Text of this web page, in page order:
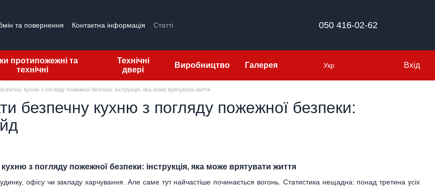
та повернення Контактна інформація
Статті
050 416-02-62
протипожежні та
технічні
Технічні
двері
Виробництво Галерея Укр Вхід
кухню з погляду пожежної безпеки: інструкція, яка може врятувати життя
безпечну кухню з погляду пожежної безпеки:
з погляду пожежної безпеки: інструкція, яка може врятувати життя
офісу чи закладу харчування. Але саме тут найчастіше починається вогонь. Статистика нещадна: понад третина усіх